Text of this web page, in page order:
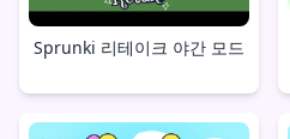
Sprunki 리테이크 야간 모드